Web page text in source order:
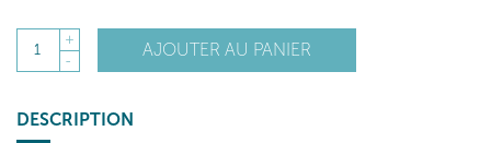
1
+
-
AJOUTER AU PANIER
DESCRIPTION